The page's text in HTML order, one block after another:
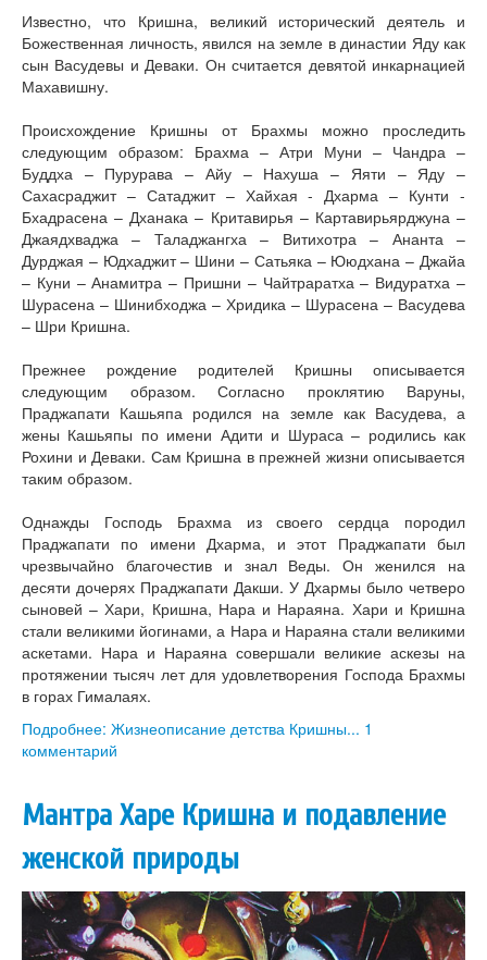
Известно, что Кришна, великий исторический деятель и
Божественная личность, явился на земле в династии Яду как
сын Васудевы и Деваки. Он считается девятой инкарнацией
Махавишну.
Происхождение Кришны от Брахмы можно проследить
следующим образом: Брахма – Атри Муни – Чандра –
Буддха – Пурурава – Айу – Нахуша – Яяти – Яду –
Сахасраджит – Сатаджит – Хайхая - Дхарма – Кунти -
Бхадрасена – Дханака – Критавирья – Картавирьярджуна –
Джаядхваджа – Таладжангха – Витихотра – Ананта –
Дурджая – Юдхаджит – Шини – Сатьяка – Ююдхана – Джайа
– Куни – Анамитра – Пришни – Чайтраратха – Видуратха –
Шурасена – Шинибходжа – Хридика – Шурасена – Васудева
– Шри Кришна.
Прежнее рождение родителей Кришны описывается
следующим образом. Согласно проклятию Варуны,
Праджапати Кашьяпа родился на земле как Васудева, а
жены Кашьяпы по имени Адити и Шураса – родились как
Рохини и Деваки. Сам Кришна в прежней жизни описывается
таким образом.
Однажды Господь Брахма из своего сердца породил
Праджапати по имени Дхарма, и этот Праджапати был
чрезвычайно благочестив и знал Веды. Он женился на
десяти дочерях Праджапати Дакши. У Дхармы было четверо
сыновей – Хари, Кришна, Нара и Нараяна. Хари и Кришна
стали великими йогинами, а Нара и Нараяна стали великими
аскетами. Нара и Нараяна совершали великие аскезы на
протяжении тысяч лет для удовлетворения Господа Брахмы
в горах Гималаях.
Подробнее: Жизнеописание детства Кришны... 1
комментарий
Мантра Харе Кришна и подавление
женской природы